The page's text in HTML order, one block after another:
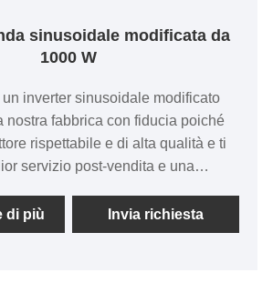
sinusoidale modificata da
1000 W
inverter sinusoidale modificato
nostra fabbrica con fiducia poiché
rispettabile e di alta qualità e ti
servizio post-vendita e una
di più
Invia richiesta